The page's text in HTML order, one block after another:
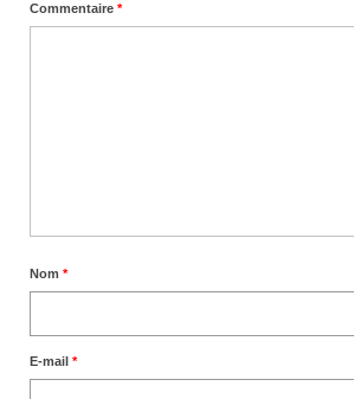
Commentaire *
Nom *
E-mail *